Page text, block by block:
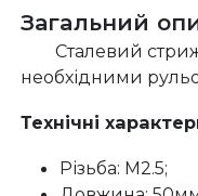
Загальний
Сталевий
необхідними
Технічні
Різьба: M2.5;